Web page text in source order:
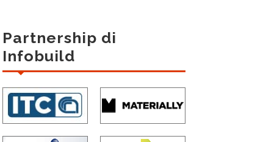
Partnership di
Infobuild